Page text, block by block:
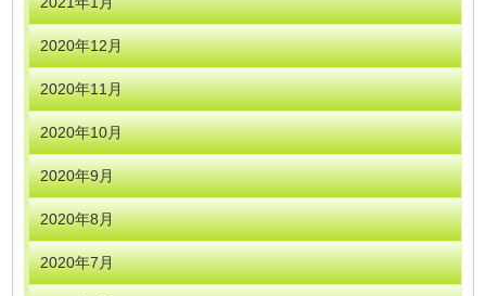
2020年12月
2020年11月
2020年10月
2020年9月
2020年8月
2020年7月